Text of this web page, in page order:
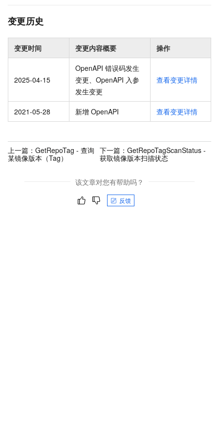
变更历史
变更时间 变更内容概要 操作
2025-04-15
OpenAPI 错误码发生
变更、OpenAPI 入参
发生变更
查看变更详情
2021-05-28 新增 OpenAPI 查看变更详情
上一篇： GetRepoTag - 查询
某镜像版本（Tag）
下一篇：GetRepoTagScanStatus -
获取镜像版本扫描状态
该文章对您有帮助吗？
反馈